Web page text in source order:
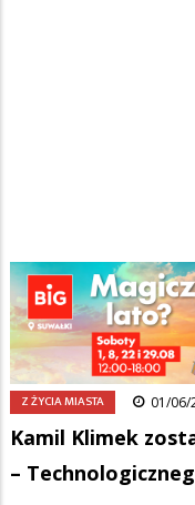
Ścieżka
nawigacyjna
Strona główna/
Kamil Klimek został
Z ŻYCIA MIASTA 01/06/
Kamil Klimek
–